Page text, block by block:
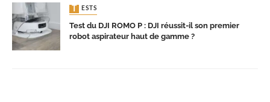
TESTS
Test du DJI ROMO P : DJI réussit-il son premier
robot aspirateur haut de gamme ?